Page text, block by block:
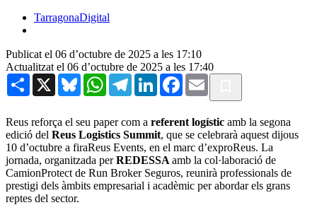
TarragonaDigital
Publicat el 06 d’octubre de 2025 a les 17:10
Actualitzat el 06 d’octubre de 2025 a les 17:40
Share X BlueskyWhatsAppTelegramLinkedInFacebook
Email
Reus reforça el seu paper com a referent logístic amb la segona
edició del Reus Logistics Summit, que se celebrarà aquest dijous
10 d’octubre a firaReus Events, en el marc d’exproReus. La
jornada, organitzada perREDESSA amb la col·laboració de
CamionProtect de Run Broker Seguros, reunirà professionals de
prestigi dels àmbits empresarial i acadèmic per abordar els grans
reptes del sector.